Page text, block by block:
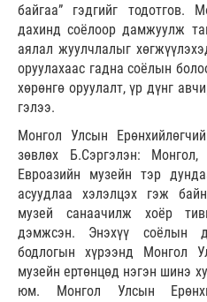
байгаа” гэдгийг тодотгов.
дахинд соёлоор дамжуулж
аялал жуулчлалыг
оруулахаас гадна соёлын
хөрөнгө оруулалт, үр дүнг
гэлээ.
Монгол Улсын
зөвлөх Б.Сэргэлэн:
Евроазийн музейн тэр
асуудлаа хэлэлцэх гэж
музей санаачилж хоёр
дэмжсэн. Энэхүү соёлын
бодлогын хүрээнд Монгол
музейн ертөнцөд нэгэн шинэ
юм. Монгол Улсын